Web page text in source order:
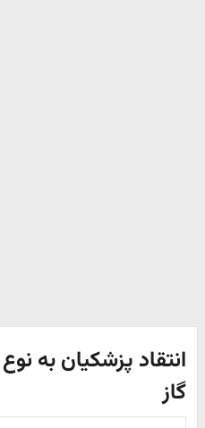
انتقاد پزشکیان به
گاز